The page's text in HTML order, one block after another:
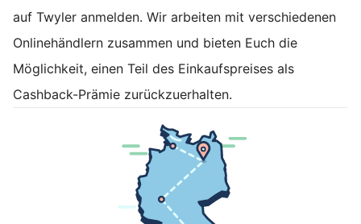
auf Twyler anmelden. Wir arbeiten mit verschiedenen
Onlinehändlern zusammen und bieten Euch die
Möglichkeit, einen Teil des Einkaufspreises als
Cashback-Prämie zurückzuerhalten.